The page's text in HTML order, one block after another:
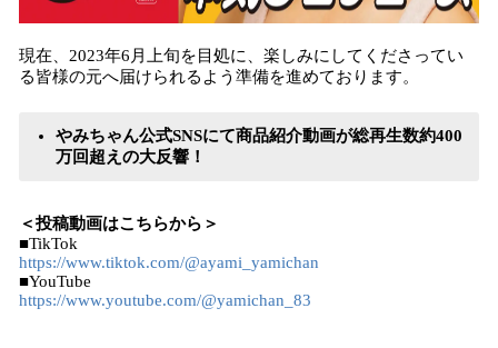
現在、2023年6月上旬を目処に、楽しみにしてくださってい
る皆様の元へ届けられるよう準備を進めております。
やみちゃん公式SNSにて商品紹介動画が総再生数約400
万回超えの大反響！
＜投稿動画はこちらから＞
■TikTok
https://www.tiktok.com/@ayami_yamichan
■YouTube
https://www.youtube.com/@yamichan_83